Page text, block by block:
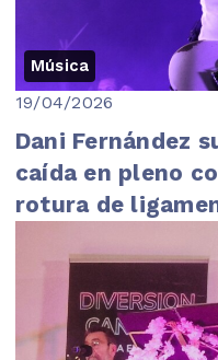
Música
19/04/2026
Dani Fernández
caída en pleno
rotura de